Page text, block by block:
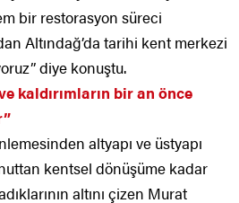
bir restorasyon süreci
Altındağ’da tarihi kent merkezi
diye konuştu.
kaldırımların bir an önce
altyapı ve üstyapı
kentsel dönüşüme kadar
altını çizen Murat